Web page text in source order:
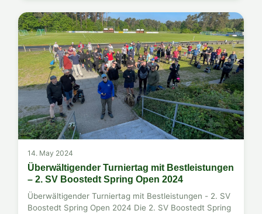
14. May 2024
Überwältigender Turniertag mit Bestleistungen
– 2. SV Boostedt Spring Open 2024
Überwältigender Turniertag mit Bestleistungen - 2. SV
Boostedt Spring Open 2024 Die 2. SV Boostedt Spring